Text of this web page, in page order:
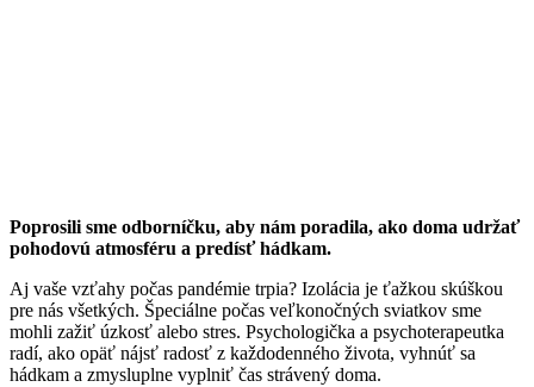
Poprosili sme odborníčku, aby nám poradila, ako doma udržať
pohodovú atmosféru a predísť hádkam.
Aj vaše vzťahy počas pandémie trpia? Izolácia je ťažkou skúškou
pre nás všetkých. Špeciálne počas veľkonočných sviatkov sme
mohli zažiť úzkosť alebo stres. Psychologička a psychoterapeutka
radí, ako opäť nájsť radosť z každodenného života, vyhnúť sa
hádkam a zmysluplne vyplniť čas strávený doma.